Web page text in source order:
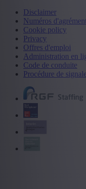
Disclaimer
Numéros
Cookie policy
Privacy
Offres d'emploi
Administration en
Code de conduite
Procédure de